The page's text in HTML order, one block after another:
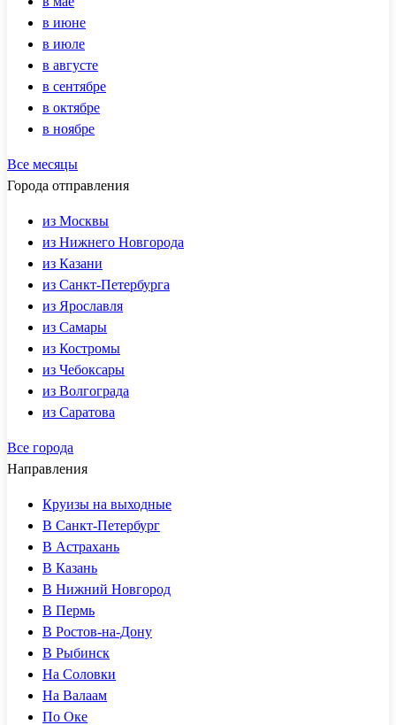
в июне
в июле
в августе
в сентябре
в октябре
в ноябре
Все месяцы
Города отправления
из Москвы
из Нижнего Новгорода
из Казани
из Санкт-Петербурга
из Ярославля
из Самары
из Костромы
из Чебоксары
из Волгограда
из Саратова
Все города
Направления
Круизы на выходные
В Санкт-Петербург
В Астрахань
В Казань
В Нижний Новгород
В Пермь
В Ростов-на-Дону
В Рыбинск
На Соловки
На Валаам
По Оке